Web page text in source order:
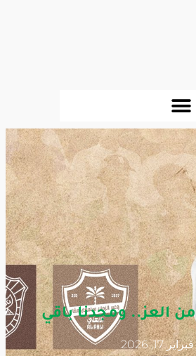
من العز.. ومجدنا باقي
فبراير 17, 2026